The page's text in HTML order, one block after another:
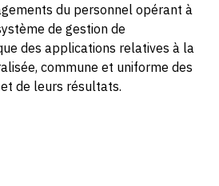
du personnel opérant à
de gestion de
des applications relatives à la
commune et uniforme des
de leurs résultats.